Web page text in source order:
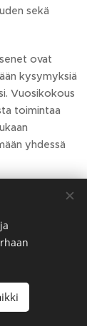
sekä
ovat
kysymyksiä
Vuosikokous
toimintaa
yhdessä